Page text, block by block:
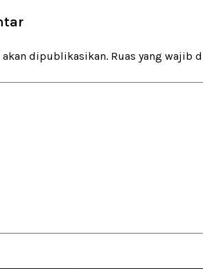
akan dipublikasikan. Ruas yang wajib